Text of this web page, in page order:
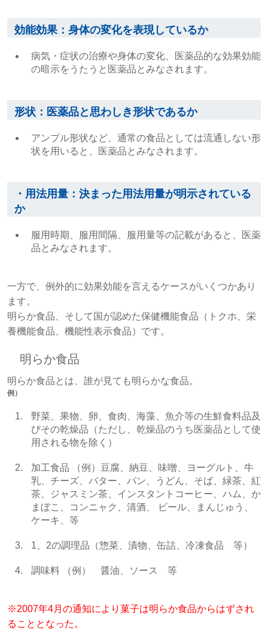
効能効果：身体の変化を表現しているか
病気・症状の治療や身体の変化、医薬品的な効果効能
の暗示をうたうと医薬品とみなされます。
形状：医薬品と思わしき形状であるか
アンプル形状など、通常の食品としては流通しない形
状を用いると、医薬品とみなされます。
・用法用量：決まった用法用量が明示されている
か
服用時期、服用間隔、服用量等の記載があると、医薬
品とみなされます。
一方で、例外的に効果効能を言えるケースがいくつかあり
ます。
明らか食品、そして国が認めた保健機能食品（トクホ、栄
養機能食品、機能性表示食品）です。
明らか食品
明らか食品とは、誰が見ても明らかな食品。
例）
野菜、果物、卵、食肉、海藻、魚介等の生鮮食料品及
びその乾燥品（ただし、乾燥品のうち医薬品として使
用される物を除く）
加工食品 （例）豆腐、納豆、味噌、ヨーグルト、牛
乳、チーズ、バター、パン、うどん、そば、緑茶、紅
茶、ジャスミン茶、インスタントコーヒー、ハム、か
まぼこ、コンニャク、清酒、 ビール、まんじゅう、
ケーキ、等
1、2の調理品（惣菜、漬物、缶詰、冷凍食品 等）
調味料 （例） 醤油、ソース 等
※2007年4月の通知により菓子は明らか食品からはずされ
ることとなった。